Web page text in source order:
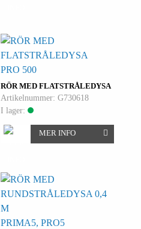
RÖR MED FLATSTRÅLEDYSA
PRO 500
Artikelnummer: G730618
I lager:
MER INFO
PRIMA5, PRO5